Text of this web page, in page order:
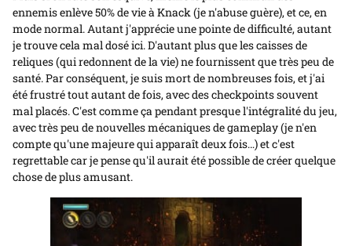
ennemis enlève 50% de vie à Knack (je n'abuse guère), et ce, en
mode normal. Autant j'apprécie une pointe de difficulté, autant
je trouve cela mal dosé ici. D'autant plus que les caisses de
reliques (qui redonnent de la vie) ne fournissent que très peu de
santé. Par conséquent, je suis mort de nombreuses fois, et j'ai
été frustré tout autant de fois, avec des checkpoints souvent
mal placés. C'est comme ça pendant presque l'intégralité du jeu,
avec très peu de nouvelles mécaniques de gameplay (je n'en
compte qu'une majeure qui apparaît deux fois…) et c'est
regrettable car je pense qu'il aurait été possible de créer quelque
chose de plus amusant.